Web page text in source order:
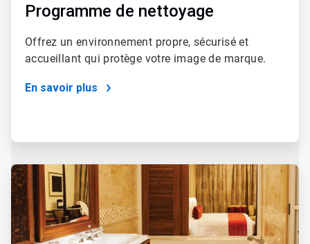
Programme de nettoyage
Offrez un environnement propre, sécurisé et
accueillant qui protège votre image de marque.
En savoir plus